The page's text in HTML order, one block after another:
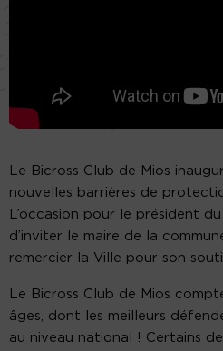
Le Bicross Club de Mios
nouvelles barrières de
L’occasion pour le président
d’inviter le maire de la
remercier la Ville pour son
Le Bicross Club de Mios
âges, dont les meilleurs
au niveau national ! Certains